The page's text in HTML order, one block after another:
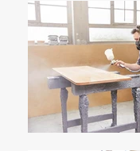
Wir bieten Ihnen
Küchen,
Gesundes Sitzen,
Massivholzbetten,
Böden &
Fenster,